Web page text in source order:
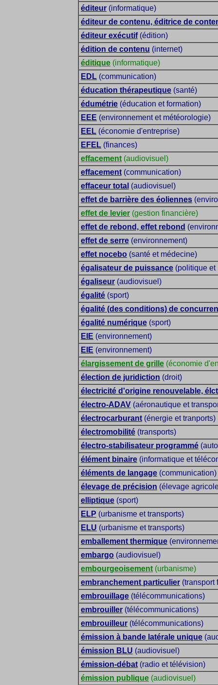
éditeur (informatique)
éditeur de contenu, éditrice de
éditeur exécutif(édition)
édition de contenu (internet)
éditique (informatique)
EDL (communication)
éducation thérapeutique (santé)
édumétrie (éducation et formation)
EEE (environnement et météorologie)
EEL (économie d'entreprise)
EFEL (finances)
effacement (audiovisuel)
effacement (communication)
effaceur total (audiovisuel)
effet de barrière des éoliennes
effet de levier (gestion financière)
effet de rebond, effet rebond
effet de serre (environnement)
effet nocebo (santé et médecine)
égalisateur de puissance (politique
égaliseur (audiovisuel)
égalité (sport)
égalité (des conditions) de
égalité numérique (sport)
EIE (environnement)
EIE (environnement)
élargissement de grille (économie
élection de juridiction (droit)
électricité d'origine renouvelable,
électro-ADAV (aéronautique et
électrocarburant (énergie et tranports)
électromobilité (transports)
électro-stabilisateur programmé
élément binaire (informatique et
éléments de langage (communication)
élevage de précision (élevage
elliptique (sport)
ELP (urbanisme et transports)
ELU (urbanisme et transports)
emballement thermique
embargo (audiovisuel)
embourgeoisement (urbanisme)
embranchement particulier (transport
embrouillage (télécommunications)
embrouiller (télécommunications)
embrouilleur (télécommunications)
émission à bande latérale unique
émission BLU (audiovisuel)
émission-débat (radio et télévision)
émission publique (audiovisuel)